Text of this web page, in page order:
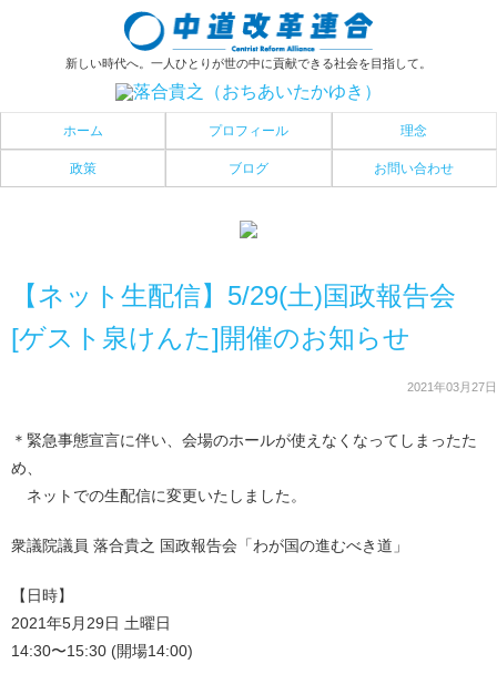
新しい時代へ。一人ひとりが世の中に貢献できる社会を目指して。
ホーム プロフィール 理念
政策 ブログ お問い合わせ
【ネット生配信】5/29(土)国政報告会
[ゲスト泉けんた]開催のお知らせ
2021年03月27日
＊緊急事態宣言に伴い、会場のホールが使えなくなってしまったた
め、
ネットでの生配信に変更いたしました。
衆議院議員 落合貴之 国政報告会「わが国の進むべき道」
【日時】
2021年5月29日 土曜日
14:30〜15:30 (開場14:00)